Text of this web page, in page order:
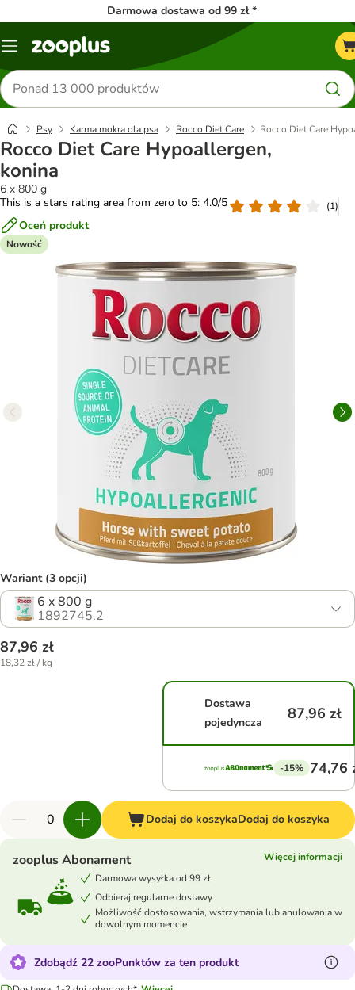
Darmowa dostawa od 99 zł *
Menu
Szukaj
produktów
Psy Karma mokra dla psa Rocco Diet Care Rocco Diet Care
Rocco Diet Care Hypoallergen,
konina
6 x 800 g
This is a stars rating area from zero to 5: 4.0/5
(1)
Oceń produkt
Nowość
Wariant (3 opcji)
6 x 800 g
1892745.2
87,96 zł
18,32 zł / kg
Dostawa
pojedyncza
87,96 zł
-15% 74,76
Dodaj do koszykaDodaj do koszyka
zooplus Abonament
Więcej informacji
Darmowa wysyłka od 99 zł
Odbieraj regularne dostawy
Możliwość dostosowania, wstrzymania lub anulowania w
dowolnym momencie
Zdobądź 22 zooPunktów za ten produkt